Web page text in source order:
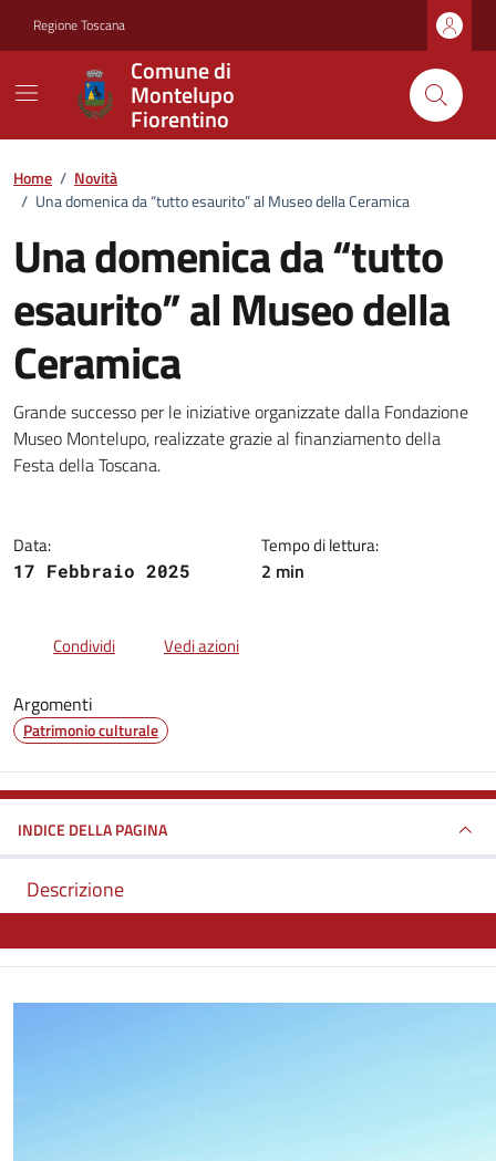
Regione Toscana
Comune di
Montelupo
Fiorentino
Home / Novità
/ Una domenica da “tutto esaurito” al Museo della Ceramica
Una domenica da “tutto
esaurito” al Museo della
Ceramica
Dettagli della notizia
Grande successo per le iniziative organizzate dalla Fondazione
Museo Montelupo, realizzate grazie al finanziamento della
Festa della Toscana.
Data:
17 Febbraio 2025
Tempo di lettura:
2 min
Condividi Vedi azioni
Argomenti
Patrimonio culturale
INDICE DELLA PAGINA
Descrizione